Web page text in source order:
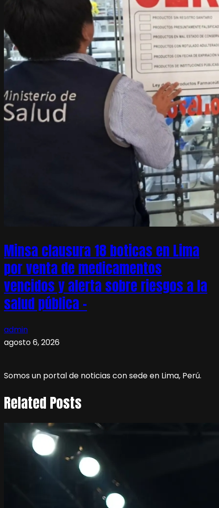
Minsa clausura 18 boticas en Lima
por venta de medicamentos
vencidos y alerta sobre riesgos a la
salud pública –
admin
agosto 6, 2026
Somos un portal de noticias con sede en Lima, Perú.
Related Posts